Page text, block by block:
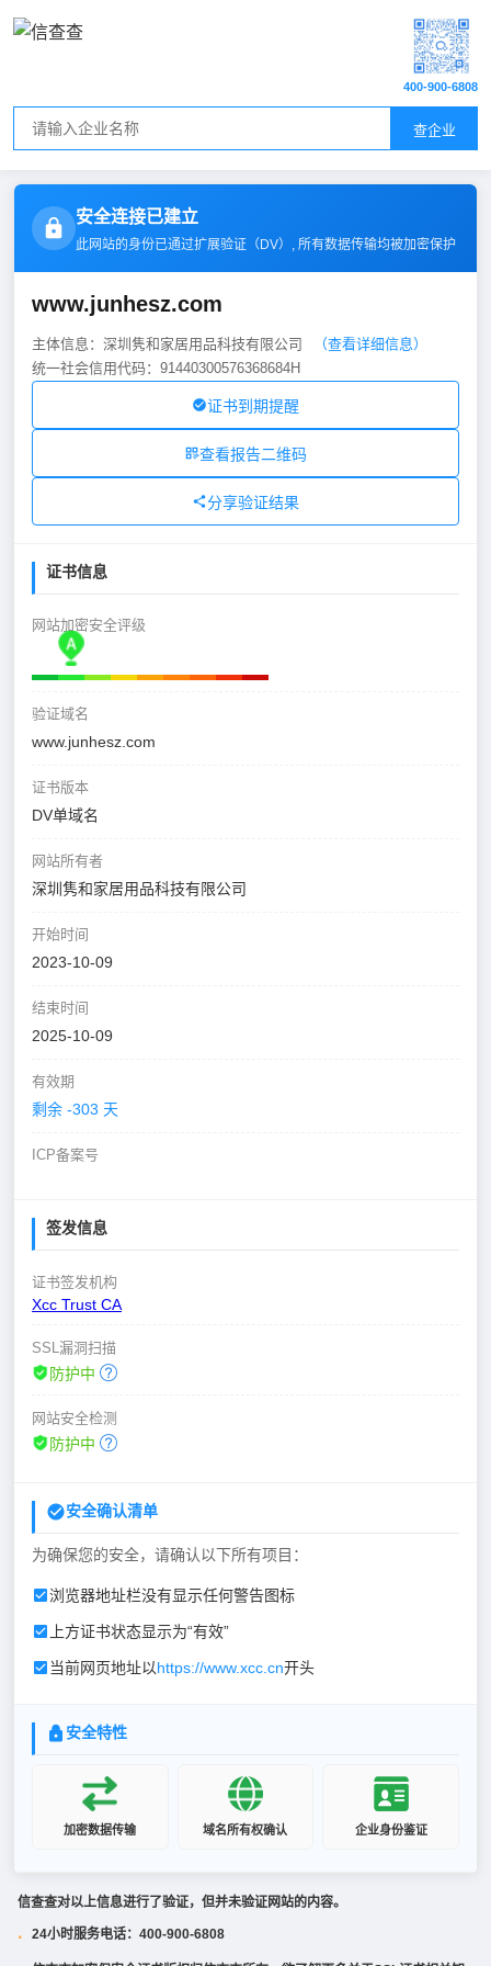
查企业
400-900-6808
安全连接已建立
此网站的身份已通过扩展验证（DV）, 所有数据传输均被加密保护
www.junhesz.com
主体信息：深圳隽和家居用品科技有限公司
（查看详细信息）
统一社会信用代码：91440300576368684H
证书到期提醒
查看报告二维码
分享验证结果
证书信息
网站加密安全评级
验证域名
www.junhesz.com
证书版本
DV单域名
网站所有者
深圳隽和家居用品科技有限公司
开始时间
2023-10-09
结束时间
2025-10-09
有效期
剩余 -303 天
ICP备案号
签发信息
证书签发机构
Xcc Trust CA
SSL漏洞扫描
防护中
网站安全检测
防护中
安全确认清单
为确保您的安全，请确认以下所有项目：
浏览器地址栏没有显示任何警告图标
上方证书状态显示为“有效”
当前网页地址以https://www.xcc.cn开头
安全特性
加密数据传输 域名所有权确认 企业身份鉴证
信查查对以上信息进行了验证，但并未验证网站的内容。
· 24小时服务电话：400-900-6808